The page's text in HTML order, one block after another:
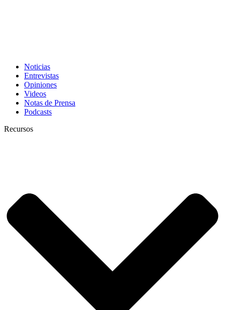
Noticias
Entrevistas
Opiniones
Videos
Notas de Prensa
Podcasts
Recursos